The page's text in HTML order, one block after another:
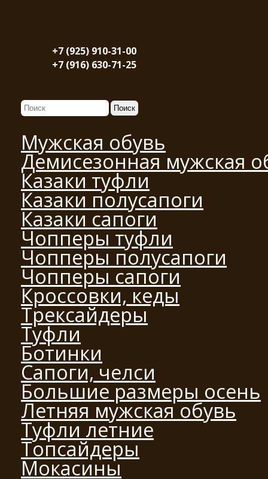
+7 (925) 910-31-00
+7 (916) 630-71-25
Мужская обувь
Демисезонная мужская
Казаки туфли
Казаки полусапоги
Казаки сапоги
Чопперы туфли
Чопперы полусапоги
Чопперы сапоги
Кроссовки, кеды
Трексайдеры
Туфли
Ботинки
Сапоги, челси
Большие размеры осень
Летняя мужская обувь
Туфли летние
Топсайдеры
Мокасины